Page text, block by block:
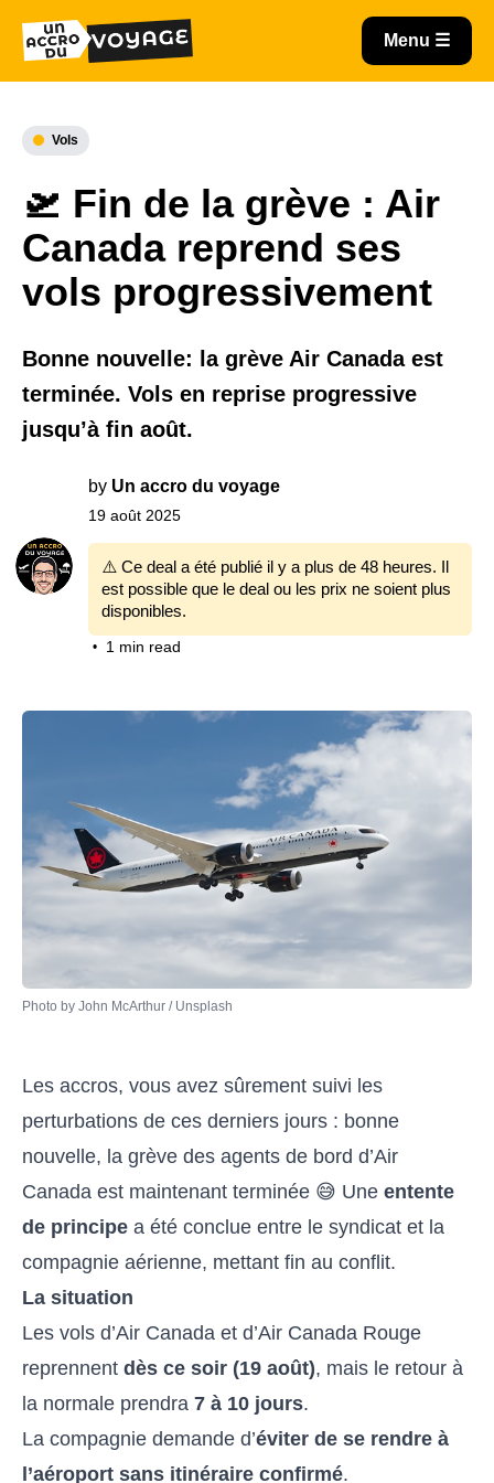
Vols
🛫 Fin de la grève : Air
Canada reprend ses
vols progressivement
Bonne nouvelle: la grève Air Canada est
terminée. Vols en reprise progressive
jusqu’à fin août.
by Un accro du voyage
19 août 2025
⚠️ Ce deal a été publié il y a plus de 48 heures. Il
est possible que le deal ou les prix ne soient plus
disponibles.
• 1 min read
Photo by John McArthur / Unsplash
Les accros, vous avez sûrement suivi les
perturbations de ces derniers jours : bonne
nouvelle, la grève des agents de bord d’Air
Canada est maintenant terminée 😅 Une entente
de principe a été conclue entre le syndicat et la
compagnie aérienne, mettant fin au conflit.
La situation
Les vols d’Air Canada et d’Air Canada Rouge
reprennent dès ce soir (19 août), mais le retour à
la normale prendra 7 à 10 jours.
La compagnie demande d’éviter de se rendre à
l’aéroport sans itinéraire confirmé.